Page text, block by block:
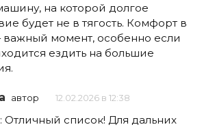
на которой долгое
будет не в тягость. Комфорт в
момент, особенно если
ездить на большие
автор 12.02.2026 в 12:38
Отличный список! Для дальних